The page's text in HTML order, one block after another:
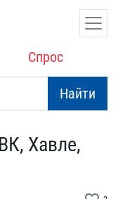
Спрос
Найти
Х​авле,